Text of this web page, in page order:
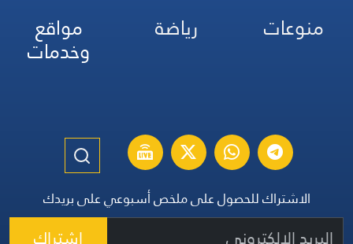
منوعات
رياضة مواقع
وخدمات
الاشتراك للحصول على ملخص أسبوعي على بريدك